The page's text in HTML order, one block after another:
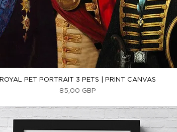
Vista rápida
ROYAL PET PORTRAIT 3 PETS | PRINT CANVAS
Precio
85,00 GBP